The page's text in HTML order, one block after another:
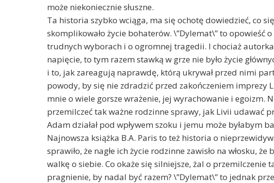
może niekoniecznie słuszne.
Ta historia szybko wciąga, ma się ochotę dowiedzieć, co
skomplikowało życie bohaterów. \”Dylemat\” to opowieść
trudnych wyborach i o ogromnej tragedii. I chociaż
napięcie, to tym razem stawką w grze nie było życie
i to, jak zareagują naprawdę, którą ukrywał przed nimi
powody, by się nie zdradzić przed zakończeniem imprezy
mnie o wiele gorsze wrażenie, jej wyrachowanie i egoizm.
przemilczeć tak ważne rodzinne sprawy, jak Livii udawać
Adam działał pod wpływem szoku i jemu może byłabym
Najnowsza książka B.A. Paris to też historia o
sprawiło, że nagłe ich życie rodzinne zawisło na włosku,
walkę o siebie. Co okaże się silniejsze, żal o przemilczenie
pragnienie, by nadal być razem? \”Dylemat\” to jednak